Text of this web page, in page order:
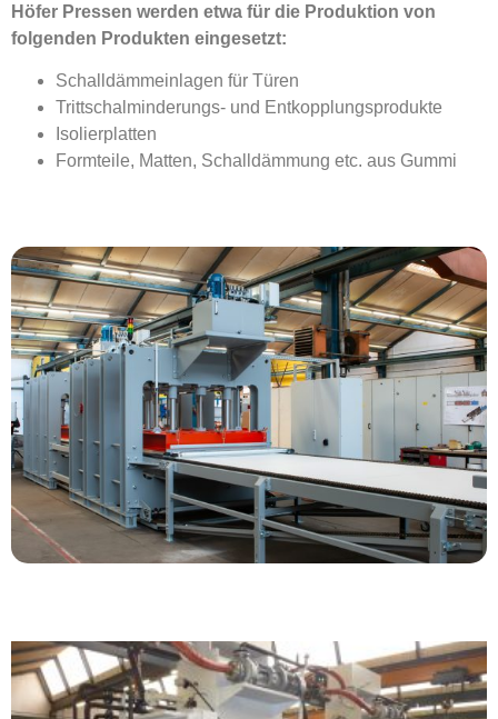
Höfer Pressen werden etwa für die Produktion von
folgenden Produkten eingesetzt:
Schalldämmeinlagen für Türen
Trittschalminderungs- und Entkopplungsprodukte
Isolierplatten
Formteile, Matten, Schalldämmung etc. aus Gummi